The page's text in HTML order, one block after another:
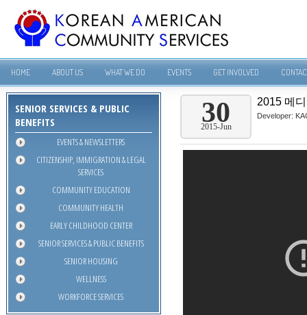
HOME ABOUT US WHAT WE DO EVENTS GET INVOLVED
SENIOR SERVICES & PUBLIC
BENEFITS
EVENTS & NEWSLETTERS
CITIZENSHIP, IMMIGRATION & LEGAL
SERVICES
COMMUNITY EDUCATION
COMMUNITY HEALTH
EARLY CHILDHOOD CENTER
SENIOR SERVICES & PUBLIC BENEFITS
SENIOR HOUSING
WELLNESS
WORKFORCE SERVICES
30
2015-Jun
2015 메
Developer: